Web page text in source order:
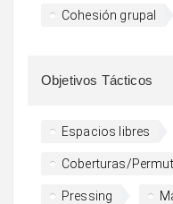
Cohesión grupal
Objetivos Tácticos
Espacios libres
Coberturas/
Pressing